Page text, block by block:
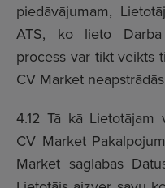
piedāvājumam,
ATS, ko lieto Darba
process var tikt veikts
CV Market
4.12 Tā kā
CV Market
Market saglabās